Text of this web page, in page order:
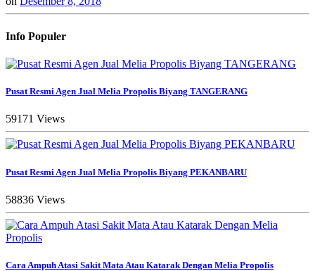
Info Populer
Pusat Resmi Agen Jual Melia Propolis Biyang TANGERANG
59171 Views
Pusat Resmi Agen Jual Melia Propolis Biyang PEKANBARU
58836 Views
Cara Ampuh Atasi Sakit Mata Atau Katarak Dengan Melia Propolis